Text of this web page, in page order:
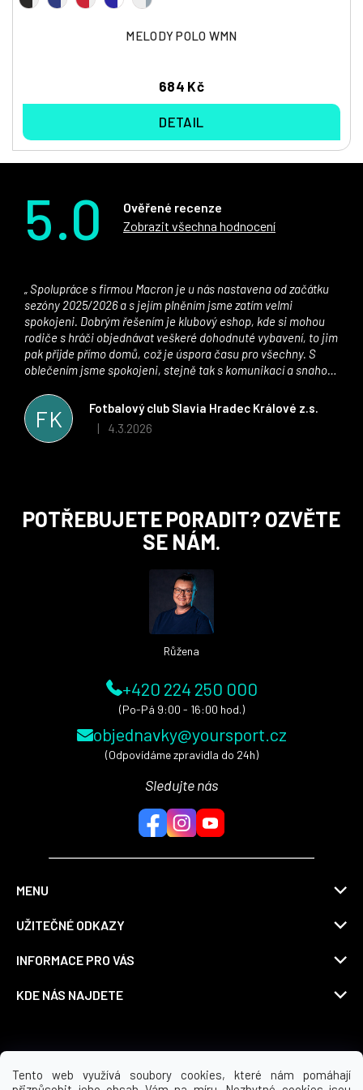
Tento web využívá soubory cookies, které nám pomáhají
MELODY POLO WMN
684 Kč
DETAIL
5.0
Ověřené recenze
Zobrazit všechna hodnocení
FK
Fotbalový club Slavia Hradec Králové z.s.
Hodnocení obchodu je 5 z 5 hvězdiček.
| 4.3.2026
sezóny 2025/2026 a s jejím plněním jsme zatím velmi
spokojeni. Dobrým řešením je klubový eshop, kde si mohou
rodiče s hráči objednávat veškeré dohodnuté vybavení, to jim
pak přijde přímo domů, což je úspora času pro všechny. S
oblečením jsme spokojeni, stejně tak s komunikací a snahou
stran. Věříme, že v tomto duchu bude spolupráce pokračovat
i nadále, nyní už začínáme řešit i první sady dresů ;)
POTŘEBUJETE PORADIT? OZVĚTE
SE NÁM.
Růžena
+420 224 250 000
(Po-Pá 9:00 - 16:00 hod.)
objednavky@yoursport.cz
(Odpovídáme zpravidla do 24h)
Sledujte nás
MENU
UŽITEČNÉ ODKAZY
INFORMACE PRO VÁS
KDE NÁS NAJDETE
Možnosti dopravy